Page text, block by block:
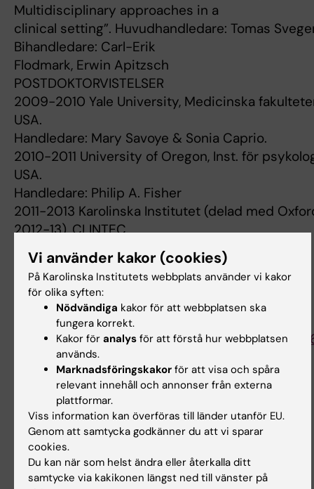
Multidisciplinary approaches in a
clinical setting”. Huvudhandledare: Tomas
Bihandledare: Carl-Erik
Flodmark, Erwin Apitzsch
POSTDOKTORVISTELSER
2009-2010 Yale University, Medicinska
USA.
Handledare: Mary Savoye & Sonia Caprio.
2010-2011 University of Oregon, Inst. för
USA.
Handledare: Philip A. Fisher
2011-2013 Karolinska Institutet (delad med
2012-13), CLINTEC.
Handledare: Claude Marcus
2012-2014 University of Oxford (halvtid),
Institutionen för antropologi,
Storbritannien. Handledare: Stanley Ulijaszek.
https://lup.lub.lu.se/search/publication/
65ed-46fe-a1d2-45cee08677bc
Forskningsbeskrivning
Mer och Minde-studien [1] (MoM) startades 2011
med det övergripande målet
att systematiskt utvärdera olika
Vi använder kakor (cookies)
På Karolinska Institutets webbplats använder vi kakor
för olika syften:
Nödvändiga kakor för att webbplatsen ska
fungera korrekt.
Kakor för analys för att förstå hur webbplatsen
används.
Marknadsföringskakor för att visa och spåra
relevant innehåll och annonser från externa
plattformar.
Viss information kan överföras till länder utanför EU.
Genom att samtycka godkänner du att vi sparar
cookies.
Du kan när som helst ändra eller återkalla ditt
samtycke via kakikonen längst ned till vänster på